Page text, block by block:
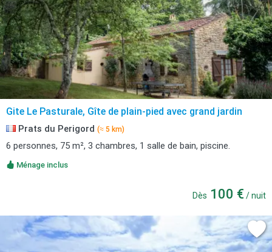
Gite Le Pasturale, Gîte de plain-pied avec grand jardin
Prats du Perigord (≈ 5 km)
6 personnes, 75 m², 3 chambres, 1 salle de bain, piscine.
Ménage inclus
Dès 100 € / nuit